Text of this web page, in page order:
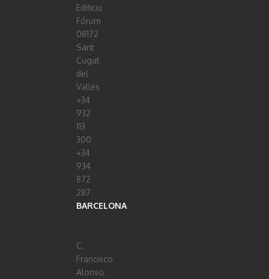
Edificio
Fórum
08172
Sant
Cugat
del
Vallés
+34
932
113
300
+34
934
872
287
BARCELONA
C.
Francisco
Alonso,